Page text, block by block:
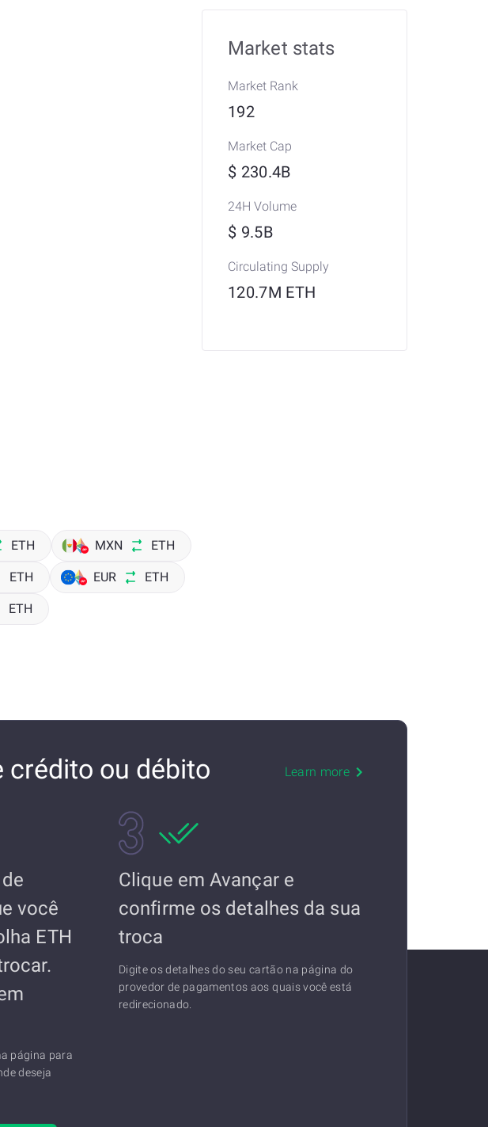
Market stats
Market Rank
192
Market Cap
$ 230.4B
24H Volume
$ 9.5B
Circulating Supply
120.7M ETH
ETH MXN ETH
ETH EUR ETH
ETH
crédito ou débito Learn more
você
ETH
página para
deseja
Clique em Avançar e
confirme os detalhes da sua
troca
Digite os detalhes do seu cartão na página do
provedor de pagamentos aos quais você está
redirecionado.